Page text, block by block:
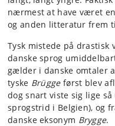
nærmest at have været
og anden litteratur frem
Tysk mistede på
danske sprog
gælder i danske omtaler
tyske Brüggeførst blev
dog snart viste sig lige
sprogstrid i Belgien), og
danske eksonym Brygge.